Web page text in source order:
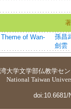
of Wan-
孫昌
劍雲
大学文学部仏教学セ
National Taiwan
doi:10.6681/